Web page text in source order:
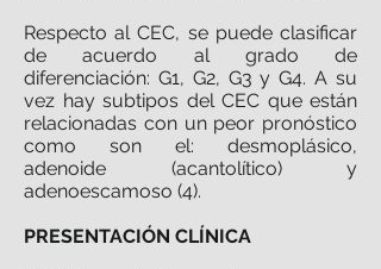
Respecto al CEC, se puede clasificar
de acuerdo al grado de
diferenciación: G1, G2, G3 y G4. A su
vez hay subtipos del CEC que están
relacionadas con un peor pronóstico
como son el: desmoplásico,
adenoide (acantolítico) y
adenoescamoso (4).
PRESENTACIÓN CLÍNICA